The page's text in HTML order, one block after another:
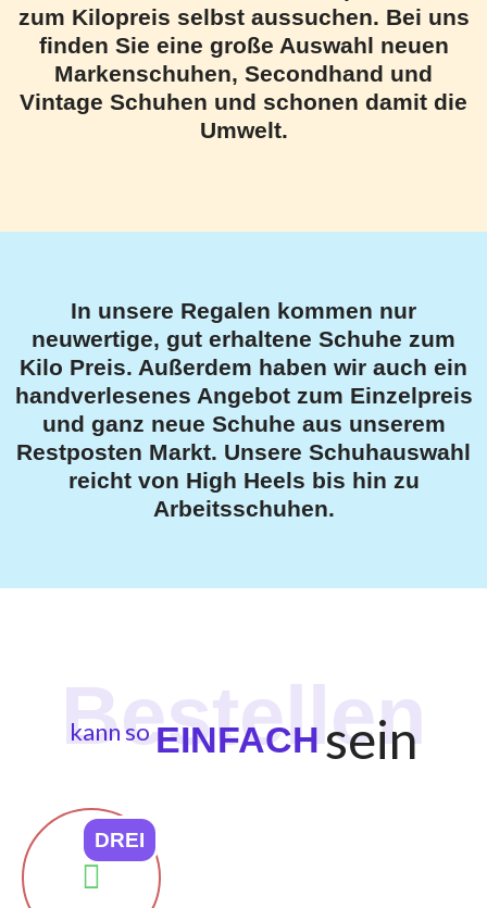
zum Kilopreis selbst aussuchen. Bei uns
finden Sie eine große Auswahl neuen
Markenschuhen, Secondhand und
Vintage Schuhen und schonen damit die
Umwelt.
In unsere Regalen kommen nur
neuwertige, gut erhaltene Schuhe zum
Kilo Preis. Außerdem haben wir auch ein
handverlesenes Angebot zum Einzelpreis
und ganz neue Schuhe aus unserem
Restposten Markt. Unsere Schuhauswahl
reicht von High Heels bis hin zu
Arbeitsschuhen.
kann soEINFACHsein
DREI